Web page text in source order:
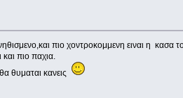
πιο χοντροκομμενη ειναι η κασα
πιο παχια.
θυμαται κανεις